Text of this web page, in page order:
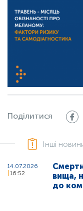
Поділитися
Інші
14.07.2026
16:52
вища,
до